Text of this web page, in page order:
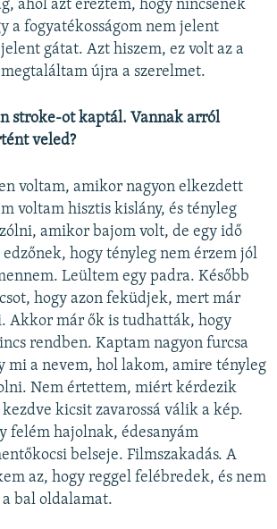
ahol azt éreztem, hogy nincsenek
a fogyatékosságom nem jelent
gátat. Azt hiszem, ez volt az a
újra a szerelmet.
stroke-ot kaptál. Vannak arról
veled?
voltam, amikor nagyon elkezdett
voltam hisztis kislány, és tényleg
amikor bajom volt, de egy idő
hogy tényleg nem érzem jól
Leültem egy padra. Később
hogy azon feküdjek, mert már
Akkor már ők is tudhatták, hogy
rendben. Kaptam nagyon furcsa
mi a nevem, hol lakom, amire tényleg
Nem értettem, miért kérdezik
kicsit zavarossá válik a kép.
felém hajolnak, édesanyám
belseje. Filmszakadás. A
az, hogy reggel felébredek, és nem
bal oldalamat.